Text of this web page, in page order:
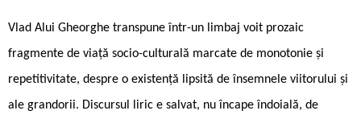
Vlad Alui Gheorghe transpune într-un limbaj voit prozaic
fragmente de viață socio-culturală marcate de monotonie și
repetitivitate, despre o existență lipsită de însemnele viitorului și
ale grandorii. Discursul liric e salvat, nu încape îndoială, de